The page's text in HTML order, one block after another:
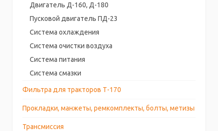
Двигатель Д-160, Д-180
Пусковой двигатель ПД-23
Система охлаждения
Система очистки воздуха
Система питания
Система смазки
Фильтра для тракторов Т-170
Прокладки, манжеты, ремкомплекты, болты, метизы
Трансмиссия